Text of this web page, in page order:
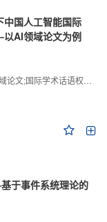
中国人工智能国际
AI领域论文为例
;学术影响力;学术感知力;学术传播力;学术引领力
于事件系统理论的